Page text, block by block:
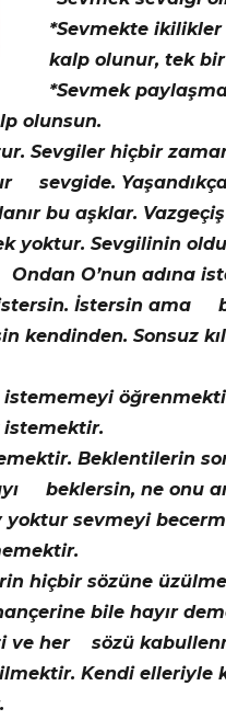
*Sevmekte
kalp olunur, tek
*Sevmek
olunsun.
Sevgiler hiçbir
sevgide.
bu aşklar.
yoktur. Sevgilinin
O’nun adına
İstersin ama
kendinden. Sonsuz
istememeyi
istemektir.
Beklentilerin
beklersin, ne onu
yoktur sevmeyi
hiçbir sözüne
bile hayır
ve her sözü
Kendi